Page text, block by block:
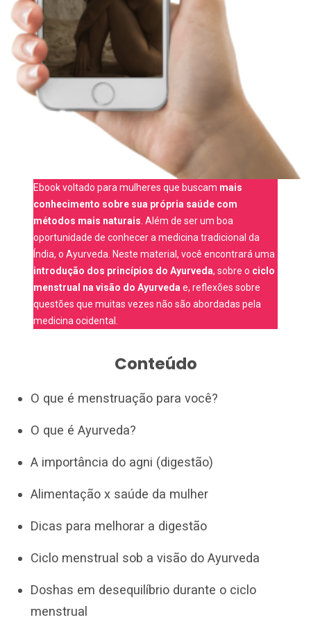
Ebook voltado para mulheres que buscam mais
conhecimento sobre sua própria saúde com
métodos mais naturais . Além de ser um boa
oportunidade de conhecer a medicina tradicional da
Índia, o Ayurveda. Neste material, você encontrará uma
introdução dos princípios do Ayurveda, sobre o ciclo
menstrual na visão do Ayurveda e, reflexões sobre
questões que muitas vezes não são abordadas pela
medicina ocidental.
Conteúdo
O que é menstruação para você?
O que é Ayurveda?
A importância do agni (digestão)
Alimentação x saúde da mulher
Dicas para melhorar a digestão
Ciclo menstrual sob a visão do Ayurveda
Doshas em desequilíbrio durante o ciclo
menstrual